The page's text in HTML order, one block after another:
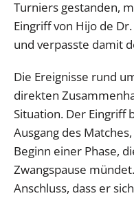
Turniers gestanden,
Eingriff von Hijo de
und verpasste damit
Die Ereignisse rund
direkten
Situation. Der Eingriff
Ausgang des
Beginn einer Phase,
Zwangspause
Anschluss, dass er